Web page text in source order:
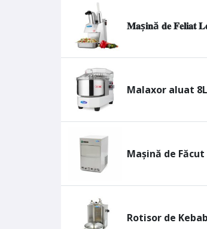
𝐌𝐚ș𝐢𝐧ă 𝐝𝐞
Malaxor aluat
Mașină de
Rotisor de